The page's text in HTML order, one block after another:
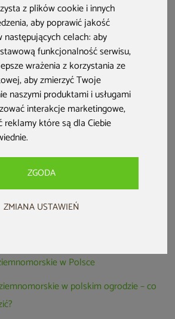
z plików cookie i innych
aby poprawić jakość
następujących celach:aby
funkcjonalność serwisu,
wrażenia z korzystania ze
,aby zmierzyć Twoje
naszymi produktami i usługami
interakcje marketingowe,
reklamy które są dla Ciebie
.
ZGODA
ZMIANA USTAWIEŃ
– czym się wyróżnia?
w Polsce
w polskim ogrodzie – co